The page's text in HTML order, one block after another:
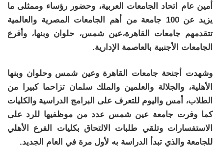
أمين عام اتحاد الجامعات العربية، وحضور رؤساء وممثلى ما
يزيد عن 100 جامعة من أهم الجامعات المصرية والعالمية
تتقدمهم جامعات القاهرة،عين شمس، حلوان وبنها، وأفرع
الجامعات الأجنبية بالعاصمة الإدارية.
وشهدت أجنحة جامعات القاهرة وعين شمس وحلوان وبنها
الأهلية، والجلالة والعلمين والملك سلمان تزاحما كبيرا من
الطلاب، أمس واليوم للتعرف على البرامج الدراسية والكليات
كما وفرت جامعة عين شمس عدد من موظفيها للرد على
الاستفسارات وتلقي طلبات الالتحاق بكليات الفرع الأهلي
للجامعة والذي تبدأ الدراسة به لأول مرة في العام الجديد.